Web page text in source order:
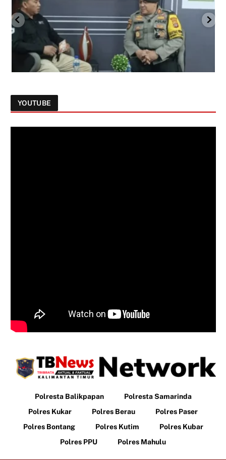
YOUTUBE
Polresta Balikpapan
Polresta Samarinda
Polres Kukar
Polres Berau
Polres Paser
Polres Bontang
Polres Kutim
Polres Kubar
Polres PPU
Polres Mahulu